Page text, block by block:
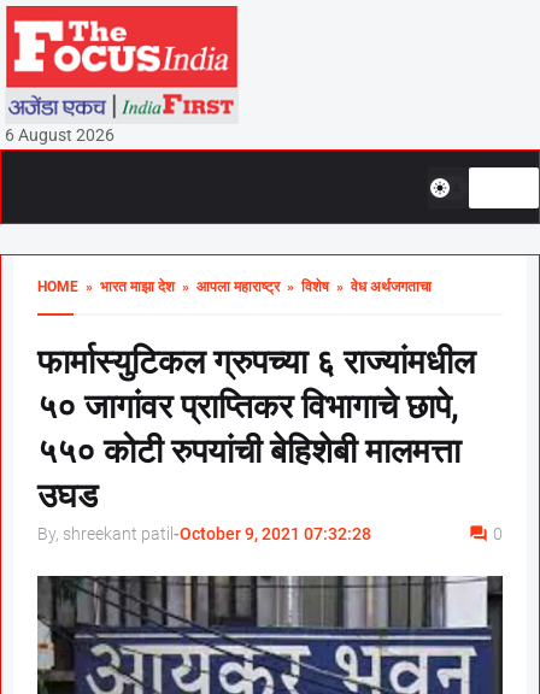
6 August 2026
HOME » भारत माझा देश» आपला महाराष्ट्र» विशेष» वेध अर्थजगताचा
फार्मास्युटिकल ग्रुपच्या ६ राज्यांमधील
५० जागांवर प्राप्तिकर विभागाचे छापे,
५५० कोटी रुपयांची बेहिशेबी मालमत्ता
उघड
By, shreekant patil -October 9, 2021 07:32:28 0